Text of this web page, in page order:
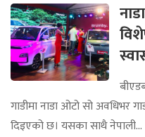
गाडीमा नाडा ओटो सो अवधिभर
दिइएको छ। यसका साथै नेपाली...